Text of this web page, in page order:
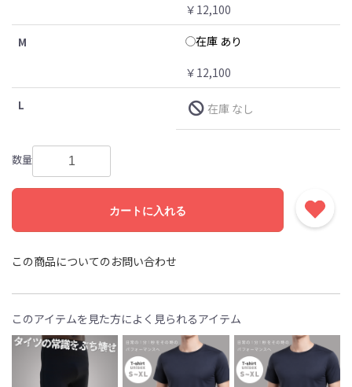
￥12,100
M
在庫 あり
￥12,100
L 在庫 なし
数量
カートに入れる
この商品についてのお問い合わせ
このアイテムを見た方によく見られるアイテム